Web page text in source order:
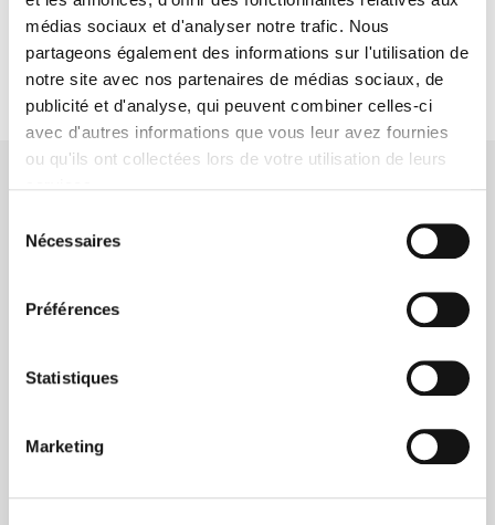
médias sociaux et d'analyser notre trafic. Nous
partageons également des informations sur l'utilisation de
notre site avec nos partenaires de médias sociaux, de
publicité et d'analyse, qui peuvent combiner celles-ci
avec d'autres informations que vous leur avez fournies
ou qu'ils ont collectées lors de votre utilisation de leurs
Nécessaires
Préférences
Statistiques
Marketing
Le steak +/- 250 gr
28 €